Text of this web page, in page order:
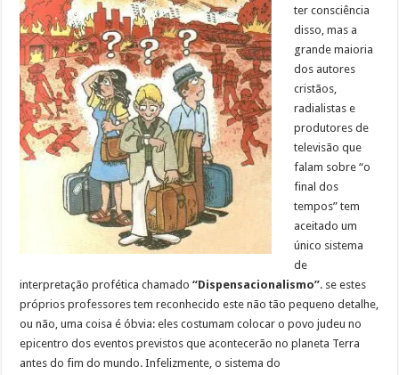
ter consciência
disso, mas a
grande maioria
dos autores
cristãos,
radialistas e
produtores de
televisão que
falam sobre “o
final dos
tempos” tem
aceitado um
único sistema
de
interpretação profética chamado“Dispensacionalismo”. se estes
próprios professores tem reconhecido este não tão pequeno detalhe,
ou não, uma coisa é óbvia: eles costumam colocar o povo judeu no
epicentro dos eventos previstos que acontecerão no planeta Terra
antes do fim do mundo. Infelizmente, o sistema do